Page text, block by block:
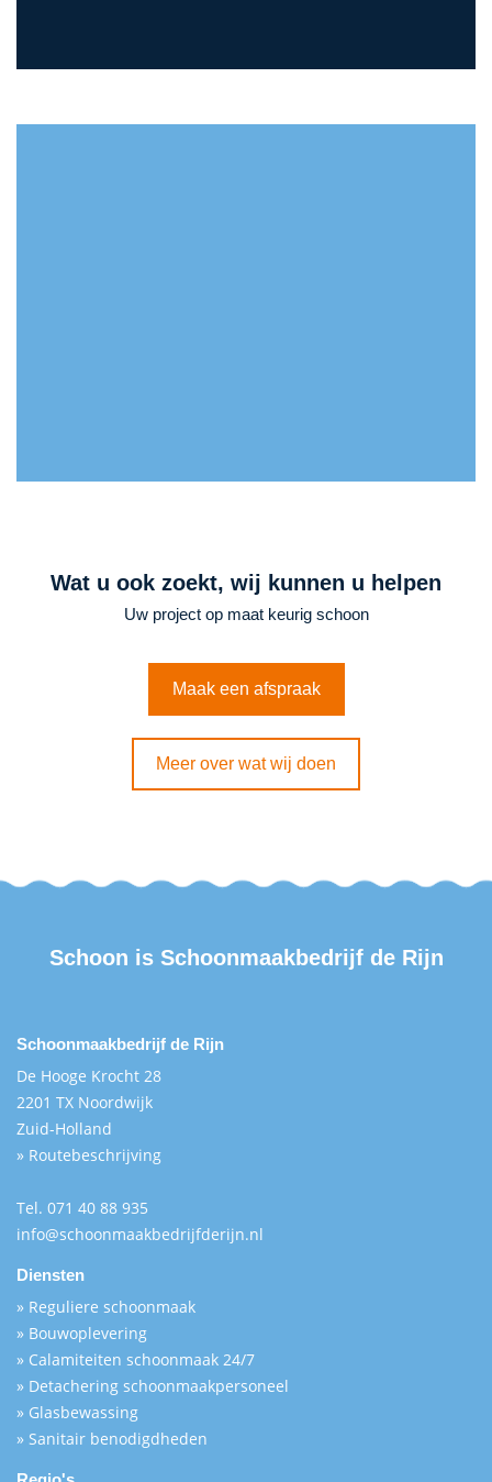
Wat u ook zoekt, wij kunnen u helpen
Uw project op maat keurig schoon
Maak een afspraak
Meer over wat wij doen
Schoon is Schoonmaakbedrijf de Rijn
Schoonmaakbedrijf de Rijn
De Hooge Krocht 28
2201 TX Noordwijk
Zuid-Holland
» Routebeschrijving
Tel. 071 40 88 935
info@schoonmaakbedrijfderijn.nl
Diensten
» Reguliere schoonmaak
» Bouwoplevering
» Calamiteiten schoonmaak 24/7
» Detachering schoonmaakpersoneel
» Glasbewassing
» Sanitair benodigdheden